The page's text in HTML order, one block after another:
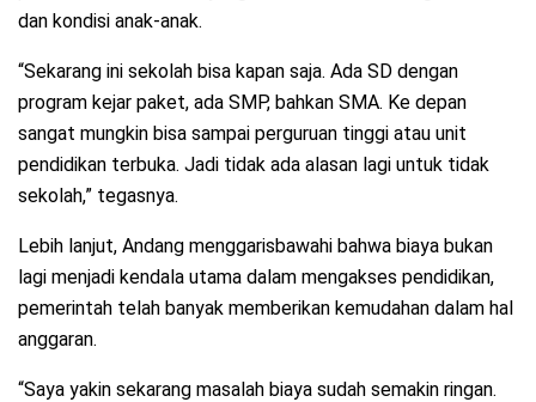
dan kondisi anak-anak.
“Sekarang ini sekolah bisa kapan saja. Ada SD dengan
program kejar paket, ada SMP, bahkan SMA. Ke depan
sangat mungkin bisa sampai perguruan tinggi atau unit
pendidikan terbuka. Jadi tidak ada alasan lagi untuk tidak
sekolah,” tegasnya.
Lebih lanjut, Andang menggarisbawahi bahwa biaya bukan
lagi menjadi kendala utama dalam mengakses pendidikan,
pemerintah telah banyak memberikan kemudahan dalam hal
anggaran.
“Saya yakin sekarang masalah biaya sudah semakin ringan.